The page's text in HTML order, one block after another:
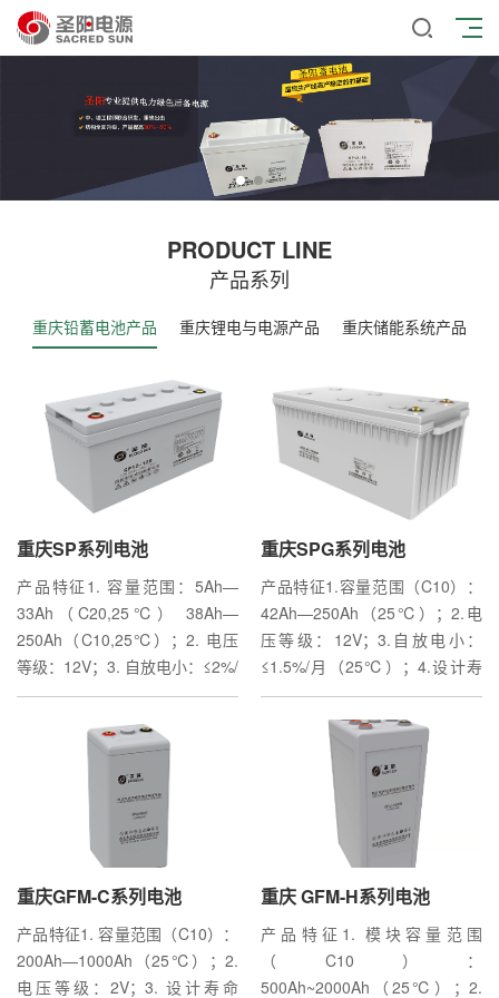
PRODUCT LINE
产品系列
重庆铅蓄电池产品 重庆锂电与电源产品 重庆储能系统产品
重庆SP系列电池
产品特征1. 容量范围：5Ah—
33Ah（C20,25℃） 38Ah—
250Ah（C10,25℃）；2. 电压
等级：12V；3. 自放电小：≤2%/
月（25℃）4. 设计寿命长：
35Ah及以下为5年、35Ah以上
为10年（25℃）；5. 工作温度
范围宽：-15℃...
重庆SPG系列电池
产品特征1.容量范围（C10）：
42Ah—250Ah（25℃）；2.电
压等级：12V；3.自放电小：
≤1.5%/月（25℃）；4.设计寿
命长：12年（25℃）；5.工作
温度范围宽：-15℃～45℃。主
要应用领域数据中心IDC机房
UPS/EPS系统高压直流系统云计
算中心互联网控制中...
重庆GFM-C系列电池
产品特征1. 容量范围（C10）：
200Ah—1000Ah（25℃）；2.
电压等级：2V；3. 设计寿命
重庆 GFM-H系列电池
产品特征1. 模块容量范围
（C10）：
500Ah~2000Ah（25℃）；2.
重庆SCIFP-i系列
产品特征1、DC/DC 架构可靠性
高2、支持大功率放电3、多组并
联使用，不降额4、支持铅酸混
用5、支持新旧混合6、电池组能
量密度高7、标准模块设计，易
于安装维护8、超长使用寿命9、
充放电效率高主要应用领域有线
通信局（站）、交换站无线通信
局（站）、分散基站电力、军用
等各类专网通信基...
重庆5G一体化电源产品系列
产品特征1、高效，50%负载效
率达96%2、高防护等级，IP65
防护等级，自然散热3、安装简
易，适合壁挂，旗装等多种安装
方式4、环境适应性强5、智能，
近端维护采用蓝牙通讯，手机
APP监控 远端数据通过4G无线
回传，配置有485接口6、智能
运维，可通过终端遥控、遥调
7、采用IP6...
重庆5G电池系列
产品特征满足壁挂、抱杆等应用
场景，支持旗装、平装等安装方
式内置智能BMS对电池进行实时
重庆SCIFP系列
产品特征1、能量密度高；2、易
于安装和升级；3、运行可靠性
高；4、通过远程控制/诊断优化
重庆风冷储能集装箱
产品特征安全，可靠、长寿命智
能化BMS，外置BMU，方便维
护模块化设计，安装方便内部
CAN通信主要应用领域工商业储
能大型储能
产品特征高容量，单块
5.12kWh，最多达6块组合高功
率，6块更高30kW，满足一家全
天候备电6000+循环寿命，10年
无忧设备通信，实时检测，无通
信可自主运行模块设计，摞放即
安装，无接线磷酸铁锂，安全到
家，CE CB主要应用领域
产品特征高容量，单块
5.12kWh，最多达6块组合兼容
市场上的单相和三相逆变器模块
重庆机架式户用储能系统
产品特征安全，可靠6000+循环
寿命，10年无忧兼容市场上一级
品牌逆变器模块化设计，安装方